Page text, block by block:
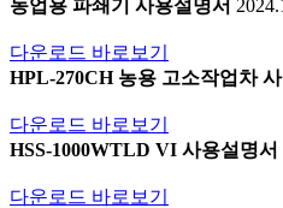
농업용 파쇄기 사용설명서
다운로드 바로보기
HPL-270CH 농용 고소작업차
다운로드 바로보기
HSS-1000WTLD VI 사용설명서
다운로드 바로보기